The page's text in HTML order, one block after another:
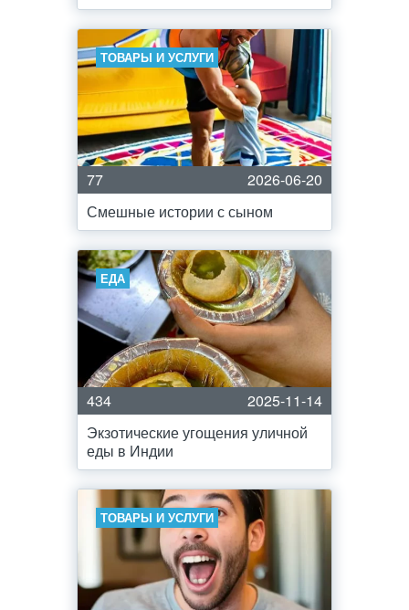
ТОВАРЫ И УСЛУГИ
77
2026-06-20
Смешные истории с сыном
ЕДА
434
2025-11-14
Экзотические угощения уличной
еды в Индии
ТОВАРЫ И УСЛУГИ